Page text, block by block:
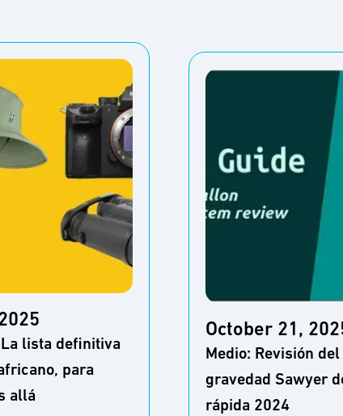
La lista definitiva
para
allá
October 21,
Medio: Revisión
gravedad Sawyer
rápida 2024